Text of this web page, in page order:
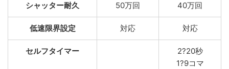
シャッター耐久 50万回 40万回
低速限界設定 対応 対応
セルフタイマー
2?20秒
1?9コマ